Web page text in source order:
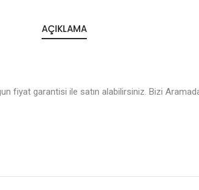
AÇIKLAMA
fiyat garantisi ile satın alabilirsiniz. Bizi